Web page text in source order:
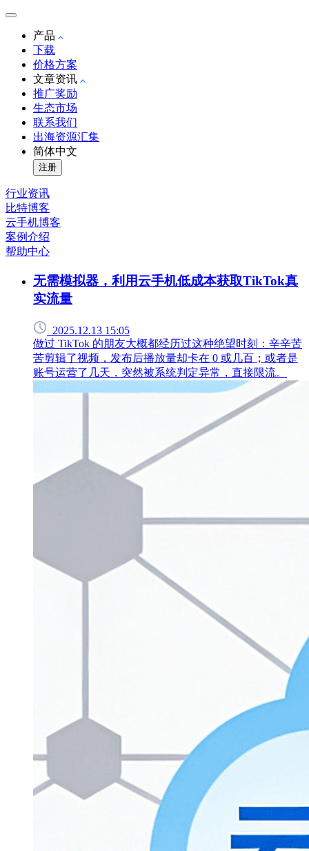
产品
下载
价格方案
文章资讯
推广奖励
生态市场
联系我们
出海资源汇集
简体中文
注册
行业资讯
比特博客
云手机博客
案例介绍
帮助中心
无需模拟器，利用云手机低成本获取TikTok真
实流量
2025.12.13 15:05
做过 TikTok 的朋友大概都经历过这种绝望时刻：辛辛苦
苦剪辑了视频，发布后播放量却卡在 0 或几百；或者是
账号运营了几天，突然被系统判定异常，直接限流。